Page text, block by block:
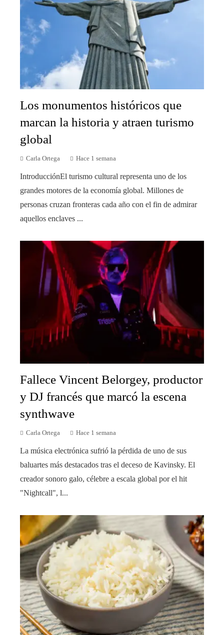
Los monumentos históricos que
marcan la historia y atraen turismo
global
Carla Ortega Hace 1 semana
IntroducciónEl turismo cultural representa uno de los
grandes motores de la economía global. Millones de
personas cruzan fronteras cada año con el fin de admirar
aquellos enclaves ...
Fallece Vincent Belorgey, productor
y DJ francés que marcó la escena
synthwave
Carla Ortega Hace 1 semana
La música electrónica sufrió la pérdida de uno de sus
baluartes más destacados tras el deceso de Kavinsky. El
creador sonoro galo, célebre a escala global por el hit
"Nightcall", l...